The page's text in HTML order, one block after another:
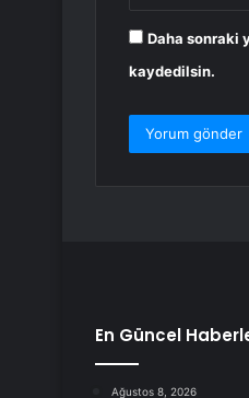
Daha sonraki
kaydedilsin.
En Güncel
Ağustos 8, 2026